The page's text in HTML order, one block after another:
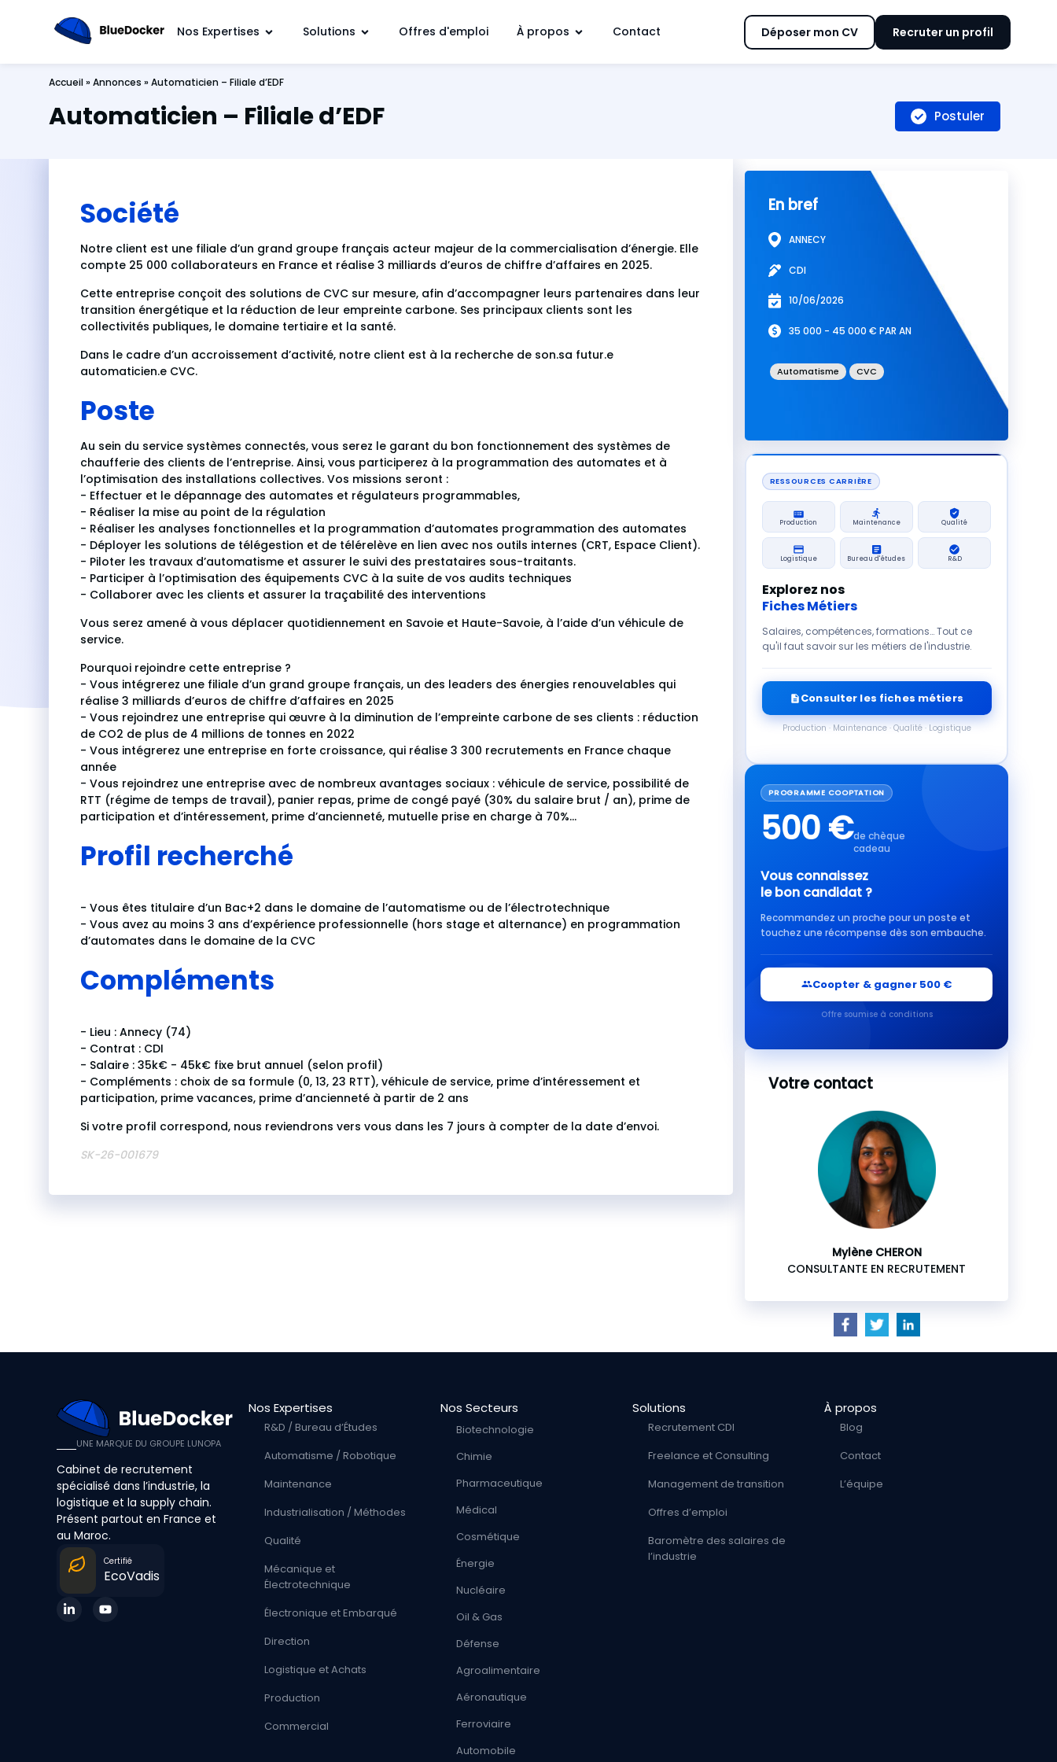
Nos Expertises Solutions Offres d'emploi À propos Contact Déposer mon CV Recruter un profil
Accueil» Annonces » Automaticien – Filiale d’EDF
Automaticien – Filiale d’EDF Postuler
Société
Notre client est une filiale d’un grand groupe français acteur majeur de la commercialisation d’énergie. Elle
compte 25 000 collaborateurs en France et réalise 3 milliards d’euros de chiffre d’affaires en 2025.
Cette entreprise conçoit des solutions de CVC sur mesure, afin d’accompagner leurs partenaires dans leur
transition énergétique et la réduction de leur empreinte carbone. Ses principaux clients sont les
collectivités publiques, le domaine tertiaire et la santé.
Dans le cadre d’un accroissement d’activité, notre client est à la recherche de son.sa futur.e
automaticien.e CVC.
Poste
Au sein du service systèmes connectés, vous serez le garant du bon fonctionnement des systèmes de
chaufferie des clients de l’entreprise. Ainsi, vous participerez à la programmation des automates et à
l’optimisation des installations collectives. Vos missions seront :
- Effectuer et le dépannage des automates et régulateurs programmables,
- Réaliser la mise au point de la régulation
- Réaliser les analyses fonctionnelles et la programmation d’automates programmation des automates
- Déployer les solutions de télégestion et de télérelève en lien avec nos outils internes (CRT, Espace Client).
- Piloter les travaux d’automatisme et assurer le suivi des prestataires sous-traitants.
- Participer à l’optimisation des équipements CVC à la suite de vos audits techniques
- Collaborer avec les clients et assurer la traçabilité des interventions
Vous serez amené à vous déplacer quotidiennement en Savoie et Haute-Savoie, à l’aide d’un véhicule de
service.
Pourquoi rejoindre cette entreprise ?
- Vous intégrerez une filiale d’un grand groupe français, un des leaders des énergies renouvelables qui
réalise 3 milliards d’euros de chiffre d’affaires en 2025
- Vous rejoindrez une entreprise qui œuvre à la diminution de l’empreinte carbone de ses clients : réduction
de CO2 de plus de 4 millions de tonnes en 2022
- Vous intégrerez une entreprise en forte croissance, qui réalise 3 300 recrutements en France chaque
année
- Vous rejoindrez une entreprise avec de nombreux avantages sociaux : véhicule de service, possibilité de
RTT (régime de temps de travail), panier repas, prime de congé payé (30% du salaire brut / an), prime de
participation et d’intéressement, prime d’ancienneté, mutuelle prise en charge à 70%...
Profil recherché
- Vous êtes titulaire d’un Bac+2 dans le domaine de l’automatisme ou de l’électrotechnique
- Vous avez au moins 3 ans d’expérience professionnelle (hors stage et alternance) en programmation
d’automates dans le domaine de la CVC
Compléments
- Lieu : Annecy (74)
- Contrat : CDI
- Salaire : 35k€ - 45k€ fixe brut annuel (selon profil)
- Compléments : choix de sa formule (0, 13, 23 RTT), véhicule de service, prime d’intéressement et
participation, prime vacances, prime d’ancienneté à partir de 2 ans
Si votre profil correspond, nous reviendrons vers vous dans les 7 jours à compter de la date d’envoi.
SK-26-001679
En bref
ANNECY
CDI
10/06/2026
35 000 - 45 000 € PAR AN
Automatisme CVC
RESSOURCES CARRIÈRE
Production Maintenance Qualité
Logistique Bureau d'études R&D
Explorez nos
Fiches Métiers
Salaires, compétences, formations… Tout ce
qu'il faut savoir sur les métiers de l'industrie.
Consulter les fiches métiers
Production · Maintenance · Qualité · Logistique
PROGRAMME COOPTATION
500 €de chèque
cadeau
Vous connaissez
le bon candidat ?
Recommandez un proche pour un poste et
touchez une récompense dès son embauche.
Coopter & gagner 500 €
Offre soumise à conditions
Votre contact
Mylène CHERON
CONSULTANTE EN RECRUTEMENT
UNE MARQUE DU GROUPE LUNOPA
Cabinet de recrutement
spécialisé dans l’industrie, la
logistique et la supply chain.
Présent partout en France et
au Maroc.
Certifié
EcoVadis
Nos Expertises
R&D / Bureau d’Études
Automatisme / Robotique
Maintenance
Industrialisation / Méthodes
Qualité
Mécanique et
Électrotechnique
Électronique et Embarqué
Direction
Logistique et Achats
Production
Commercial
Nos Secteurs
Biotechnologie
Chimie
Pharmaceutique
Médical
Cosmétique
Énergie
Nucléaire
Oil & Gas
Défense
Agroalimentaire
Aéronautique
Ferroviaire
Automobile
Solutions
Recrutement CDI
Freelance et Consulting
Management de transition
Offres d’emploi
Baromètre des salaires de
l’industrie
À propos
Blog
Contact
L’équipe